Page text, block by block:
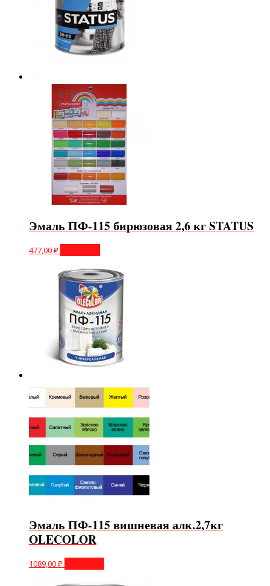
Эмаль ПФ-115 бирюзовая 2,6 кг STATUS
477,00₽
Эмаль ПФ-115 вишневая алк.2,7кг
OLECOLOR
1089,00₽